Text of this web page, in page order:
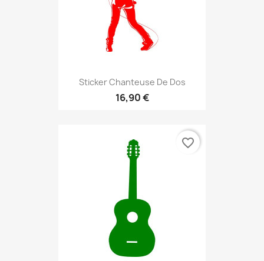
Sticker Chanteuse De Dos
16,90 €
favorite_border